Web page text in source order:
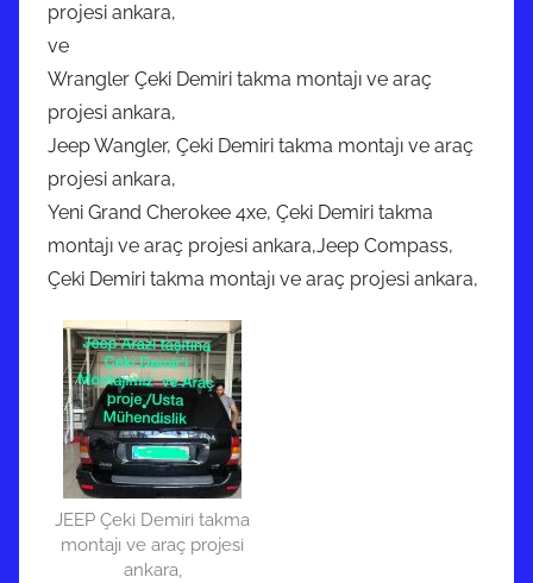
projesi ankara,
ve
Wrangler Çeki Demiri takma montajı ve araç
projesi ankara,
Jeep Wangler, Çeki Demiri takma montajı ve araç
projesi ankara,
Yeni Grand Cherokee 4xe, Çeki Demiri takma
montajı ve araç projesi ankara,Jeep Compass,
Çeki Demiri takma montajı ve araç projesi ankara,
JEEP Çeki Demiri takma
montajı ve araç projesi
ankara,